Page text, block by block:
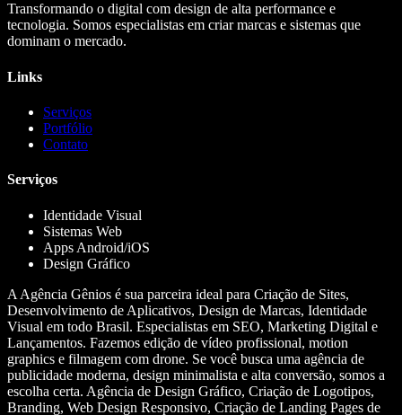
Transformando o digital com design de alta performance e
tecnologia. Somos especialistas em criar marcas e sistemas que
dominam o mercado.
Links
Serviços
Portfólio
Contato
Serviços
Identidade Visual
Sistemas Web
Apps Android/iOS
Design Gráfico
A Agência Gênios é sua parceira ideal para Criação de Sites,
Desenvolvimento de Aplicativos, Design de Marcas, Identidade
Visual em todo Brasil. Especialistas em SEO, Marketing Digital e
Lançamentos. Fazemos edição de vídeo profissional, motion
graphics e filmagem com drone. Se você busca uma agência de
publicidade moderna, design minimalista e alta conversão, somos a
escolha certa. Agência de Design Gráfico, Criação de Logotipos,
Branding, Web Design Responsivo, Criação de Landing Pages de